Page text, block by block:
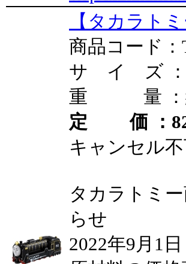
【タカラト
商品コード：
サ イ ズ ：
重 量 ：
定 価 ：
キャンセル
タカラトミ
らせ
2022年9月1